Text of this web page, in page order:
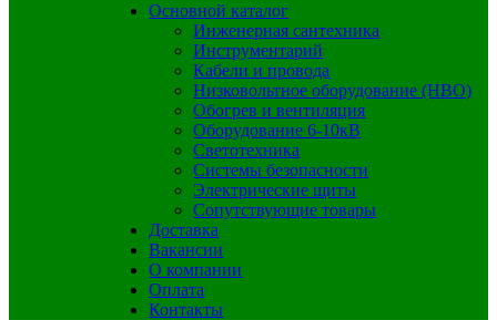
Основной каталог
Инженерная сантехника
Инструментарий
Кабели и провода
Низковольтное оборудование (НВО)
Обогрев и вентиляция
Оборудование 6-10кВ
Светотехника
Системы безопасности
Электрические щиты
Сопутствующие товары
Доставка
Вакансии
О компании
Оплата
Контакты